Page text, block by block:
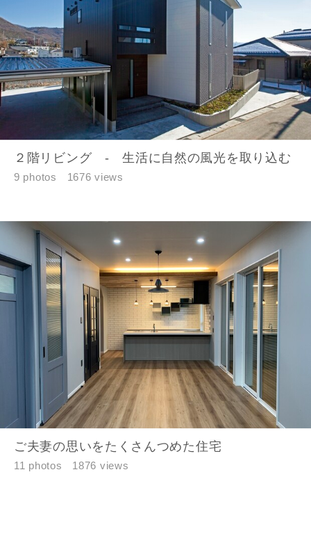
２階リビング - 生活に自然の風光を取り込む
9 photos 1676 views
ご夫妻の思いをたくさんつめた住宅
11 photos 1876 views
同居する家族構成
資料請求にあたっての注意事項
当社は，当社の プライバシーポリシー
に則って，いただい
当社は、本サービス又は利用契約に関し，お客様に発生した
損害について、債務不履行責任、不法行為責任、その他の法
律上の請求原因の如何を問わず賠償の責任を負わないものと
します。
当社は、お客様が本サービスを利用することにより第三者と
の間で生じた紛争等について一切責任を負わないものとしま
す。
入力内容を送信する
キャンセル